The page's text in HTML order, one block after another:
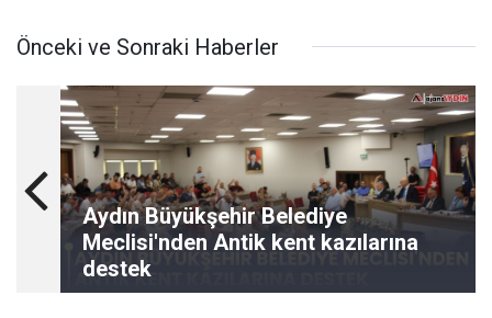
Önceki ve Sonraki Haberler
Aydın Büyükşehir Belediye
Meclisi'nden Antik kent kazılarına
destek